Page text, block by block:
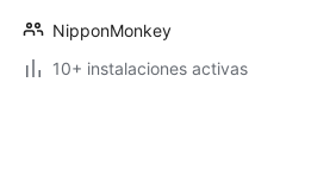
NipponMonkey
10+ instalaciones activas